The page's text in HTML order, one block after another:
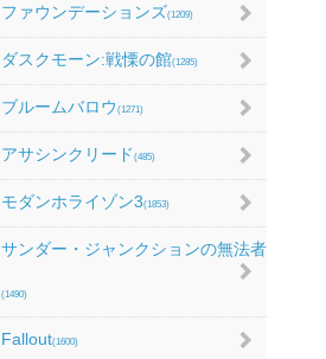
ファウンデーションズ(1209)
ダスクモーン:戦慄の館(1285)
ブルームバロウ (1271)
アサシンクリード (485)
モダンホライゾン3(1853)
サンダー・ジャンクションの無法者
(1490)
Fallout(1600)